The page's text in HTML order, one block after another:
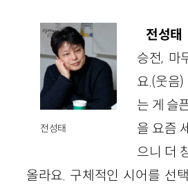
전성태
전성태
승전, 마
요.(웃음
는 게 슬
을 요즘
으니 더
올라요. 구체적인 시어를 선